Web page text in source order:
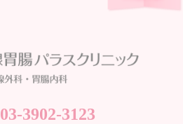
03-3902-3123